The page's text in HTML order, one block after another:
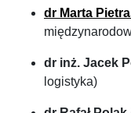
dr Marta
dr inż. Jacek
logistyka)